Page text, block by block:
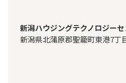
新潟ハウジングテクノロジー
新潟県北蒲原郡聖籠町東港7丁